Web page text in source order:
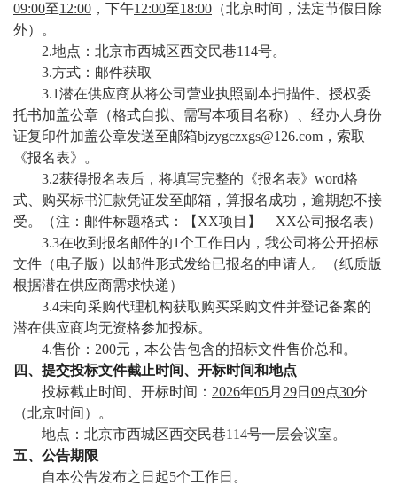
流
09:00至12:00 ，下午12:00至18:00 （北京时间，法定节假日除
外）。
2.地点：北京市西城区西交民巷114号。
3.方式：邮件获取
3.1潜在供应商从将公司营业执照副本扫描件、授权委
托书加盖公章（格式自拟、需写本项目名称）、经办人身份
证复印件加盖公章发送至邮箱bjzygczxgs@126.com，索取
《报名表》。
3.2获得报名表后，将填写完整的《报名表》word格
式、购买标书汇款凭证发至邮箱，算报名成功，逾期恕不接
受。（注：邮件标题格式：【XX项目】—XX公司报名表）
3.3在收到报名邮件的1个工作日内，我公司将公开招标
文件（电子版）以邮件形式发给已报名的申请人。（纸质版
根据潜在供应商需求快递）
3.4未向采购代理机构获取购买采购文件并登记备案的
潜在供应商均无资格参加投标。
4.售价：200元，本公告包含的招标文件售价总和。
四、提交投标文件截止时间、开标时间和地点
投标截止时间、开标时间： 2026年05月 29日 09点30分
（北京时间）。
地点：北京市西城区西交民巷114号一层会议室。
五、公告期限
自本公告发布之日起5个工作日。